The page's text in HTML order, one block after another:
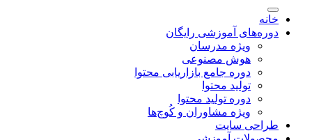
خانه
دوره‌های آموزشی رایگان
ویژه مدرسان
هوش مصنوعی
دوره جامع بازاریابی محتوا
تولید محتوا
دوره تولید محتوا
ویژه مشاوران و کُوچ‌ها
طراحی سایت